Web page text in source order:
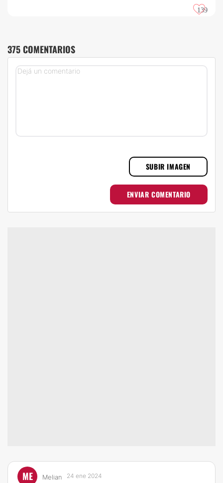
139
375 COMENTARIOS
SUBIR IMAGEN
ENVIAR COMENTARIO
ME Melian 24 ene 2024